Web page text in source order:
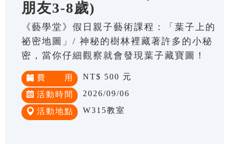
朋友3-8歲)
《藝學堂》假日親子藝術課程：「葉子上的
祕密地圖」/ 神秘的樹林裡藏著許多的小秘
密，當你仔細觀察就會發現葉子藏寶圖！
費 用 NT$ 500 元
活動時間 2026/09/06
活動地點 W315教室